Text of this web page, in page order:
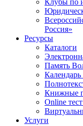
Клубы по
Россия»
Ресурсы
Каталоги
Память
Календарь
Книжные
Online
Услуги